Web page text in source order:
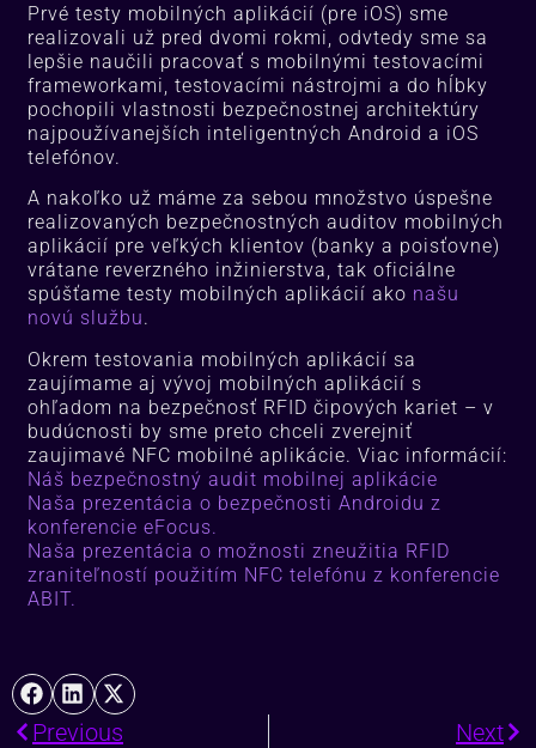
Prvé testy mobilných aplikácií (pre iOS) sme
realizovali už pred dvomi rokmi, odvtedy sme sa
lepšie naučili pracovať s mobilnými testovacími
frameworkami, testovacími nástrojmi a do hĺbky
pochopili vlastnosti bezpečnostnej architektúry
najpoužívanejších inteligentných Android a iOS
telefónov.
A nakoľko už máme za sebou množstvo úspešne
realizovaných bezpečnostných auditov mobilných
aplikácií pre veľkých klientov (banky a poisťovne)
vrátane reverzného inžinierstva, tak oficiálne
spúšťame testy mobilných aplikácií ako našu
novú službu.
Okrem testovania mobilných aplikácií sa
zaujímame aj vývoj mobilných aplikácií s
ohľadom na bezpečnosť RFID čipových kariet – v
budúcnosti by sme preto chceli zverejniť
zaujimavé NFC mobilné aplikácie. Viac informácií:
Náš bezpečnostný audit mobilnej aplikácie
Naša prezentácia o bezpečnosti Androidu z
konferencie eFocus.
Naša prezentácia o možnosti zneužitia RFID
zraniteľností použitím NFC telefónu z konferencie
ABIT.
Previous Next